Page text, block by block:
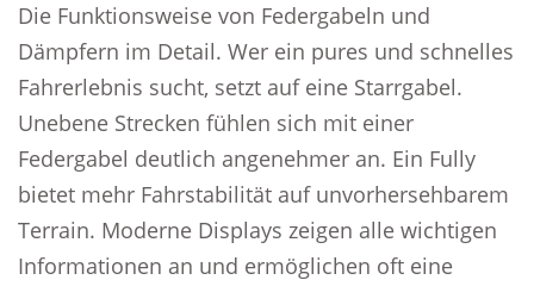
Die Funktionsweise von Federgabeln und
Dämpfern im Detail. Wer ein pures und schnelles
Fahrerlebnis sucht, setzt auf eine Starrgabel.
Unebene Strecken fühlen sich mit einer
Federgabel deutlich angenehmer an. Ein Fully
bietet mehr Fahrstabilität auf unvorhersehbarem
Terrain. Moderne Displays zeigen alle wichtigen
Informationen an und ermöglichen oft eine